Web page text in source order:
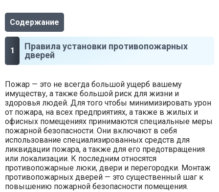
Содержание
Правила установки противопожарных
дверей
Пожар — это не всегда большой ущерб вашему
имуществу, а также большой риск для жизни и
здоровья людей. Для того чтобы минимизировать урон
от пожара, на всех предприятиях, а также в жилых и
офисных помещениях принимаются специальные меры
пожарной безопасности. Они включают в себя
использование специализированных средств для
ликвидации пожара, а также для его предотвращения
или локализации. К последним относятся
противопожарные люки, двери и перегородки. Монтаж
противопожарных дверей — это существенный шаг к
повышению пожарной безопасности помещения.